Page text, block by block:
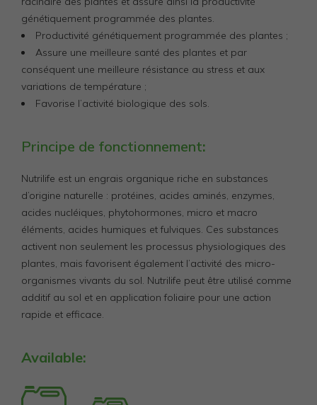
génétiquement programmée des plantes.
Productivité génétiquement programmée des plantes ;
Assure une meilleure santé des plantes et par
conséquent une meilleure résistance au stress et aux
variations de température ;
Favorise l’activité biologique des sols.
Principe de fonctionnement:
Nutrilife est un engrais organique riche en substances
d’origine naturelle : protéines, acides aminés, enzymes,
acides nucléiques, phytohormones, micro et macro
éléments, acides humiques et fulviques. Ces substances
activent non seulement les processus physiologiques des
plantes, mais favorisent également l’activité des micro-
organismes vivants du sol. Nutrilife peut être utilisé comme
additif au sol et en application foliaire pour une action
rapide et efficace.
Available: